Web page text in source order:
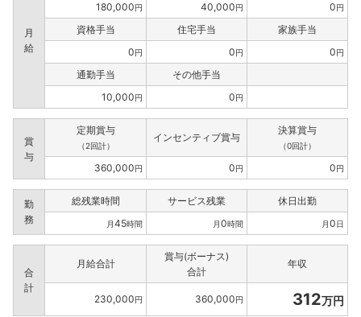
月
給
180,000円 40,000円 0円
資格手当 住宅手当
家族手当
0円 0円 0円
通勤手当
その他手当
10,000円 0円
賞
与
定期賞与
（2回計）
インセンティブ賞与
決算賞与
（0回計）
360,000円 0円 0円
勤
務
総残業時間 サービス残業 休日出勤
月45時間 月0時間 月0日
合
計
月給合計
賞与(ボーナス)
合計
年収
230,000円 360,000円 312万円